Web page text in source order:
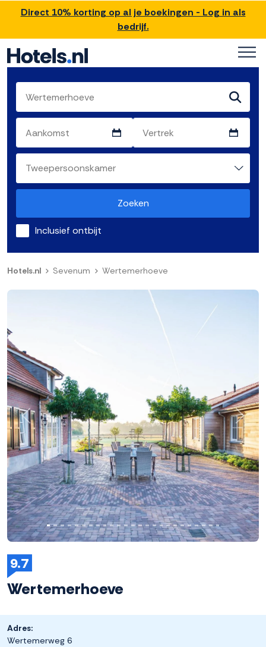
Direct 10% korting op al je boekingen - Log in als
bedrijf.
Zoeken
Inclusief ontbijt
Hotels.nl Sevenum Wertemerhoeve
9.7
Wertemerhoeve
Adres:
Wertemerweg 6